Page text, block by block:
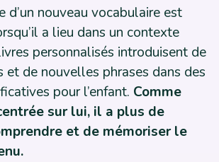
d’un nouveau vocabulaire est
a lieu dans un contexte
personnalisés introduisent de
et de nouvelles phrases dans des
pour l’enfant. Comme
sur lui, il a plus de
et de mémoriser le